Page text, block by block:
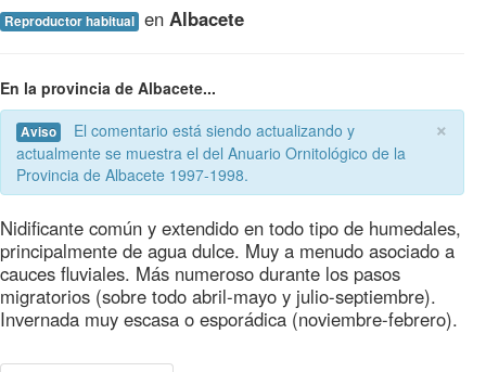
Reproductor habitual en Albacete
En la provincia de Albacete...
×
Aviso
actualmente se muestra el del Anuario Ornitológico de la
Provincia de Albacete 1997-1998.
Nidificante común y extendido en todo tipo de humedales,
principalmente de agua dulce. Muy a menudo asociado a
cauces fluviales. Más numeroso durante los pasos
migratorios (sobre todo abril-mayo y julio-septiembre).
Invernada muy escasa o esporádica (noviembre-febrero).